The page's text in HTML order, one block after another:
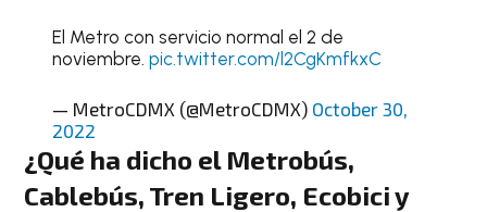
El Metro con servicio normal el 2 de
noviembre. pic.twitter.com/l2CgKmfkxC
— MetroCDMX (@MetroCDMX) October 30,
2022
¿Qué ha dicho el Metrobús,
Cablebús, Tren Ligero, Ecobici y